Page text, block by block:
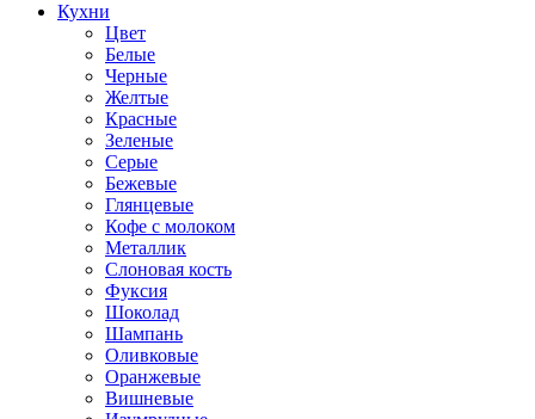
Кухни
Цвет
Белые
Черные
Желтые
Красные
Зеленые
Серые
Бежевые
Глянцевые
Кофе с молоком
Металлик
Слоновая кость
Фуксия
Шоколад
Шампань
Оливковые
Оранжевые
Вишневые